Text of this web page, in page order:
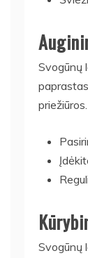
Svogūnų
Svogūnų